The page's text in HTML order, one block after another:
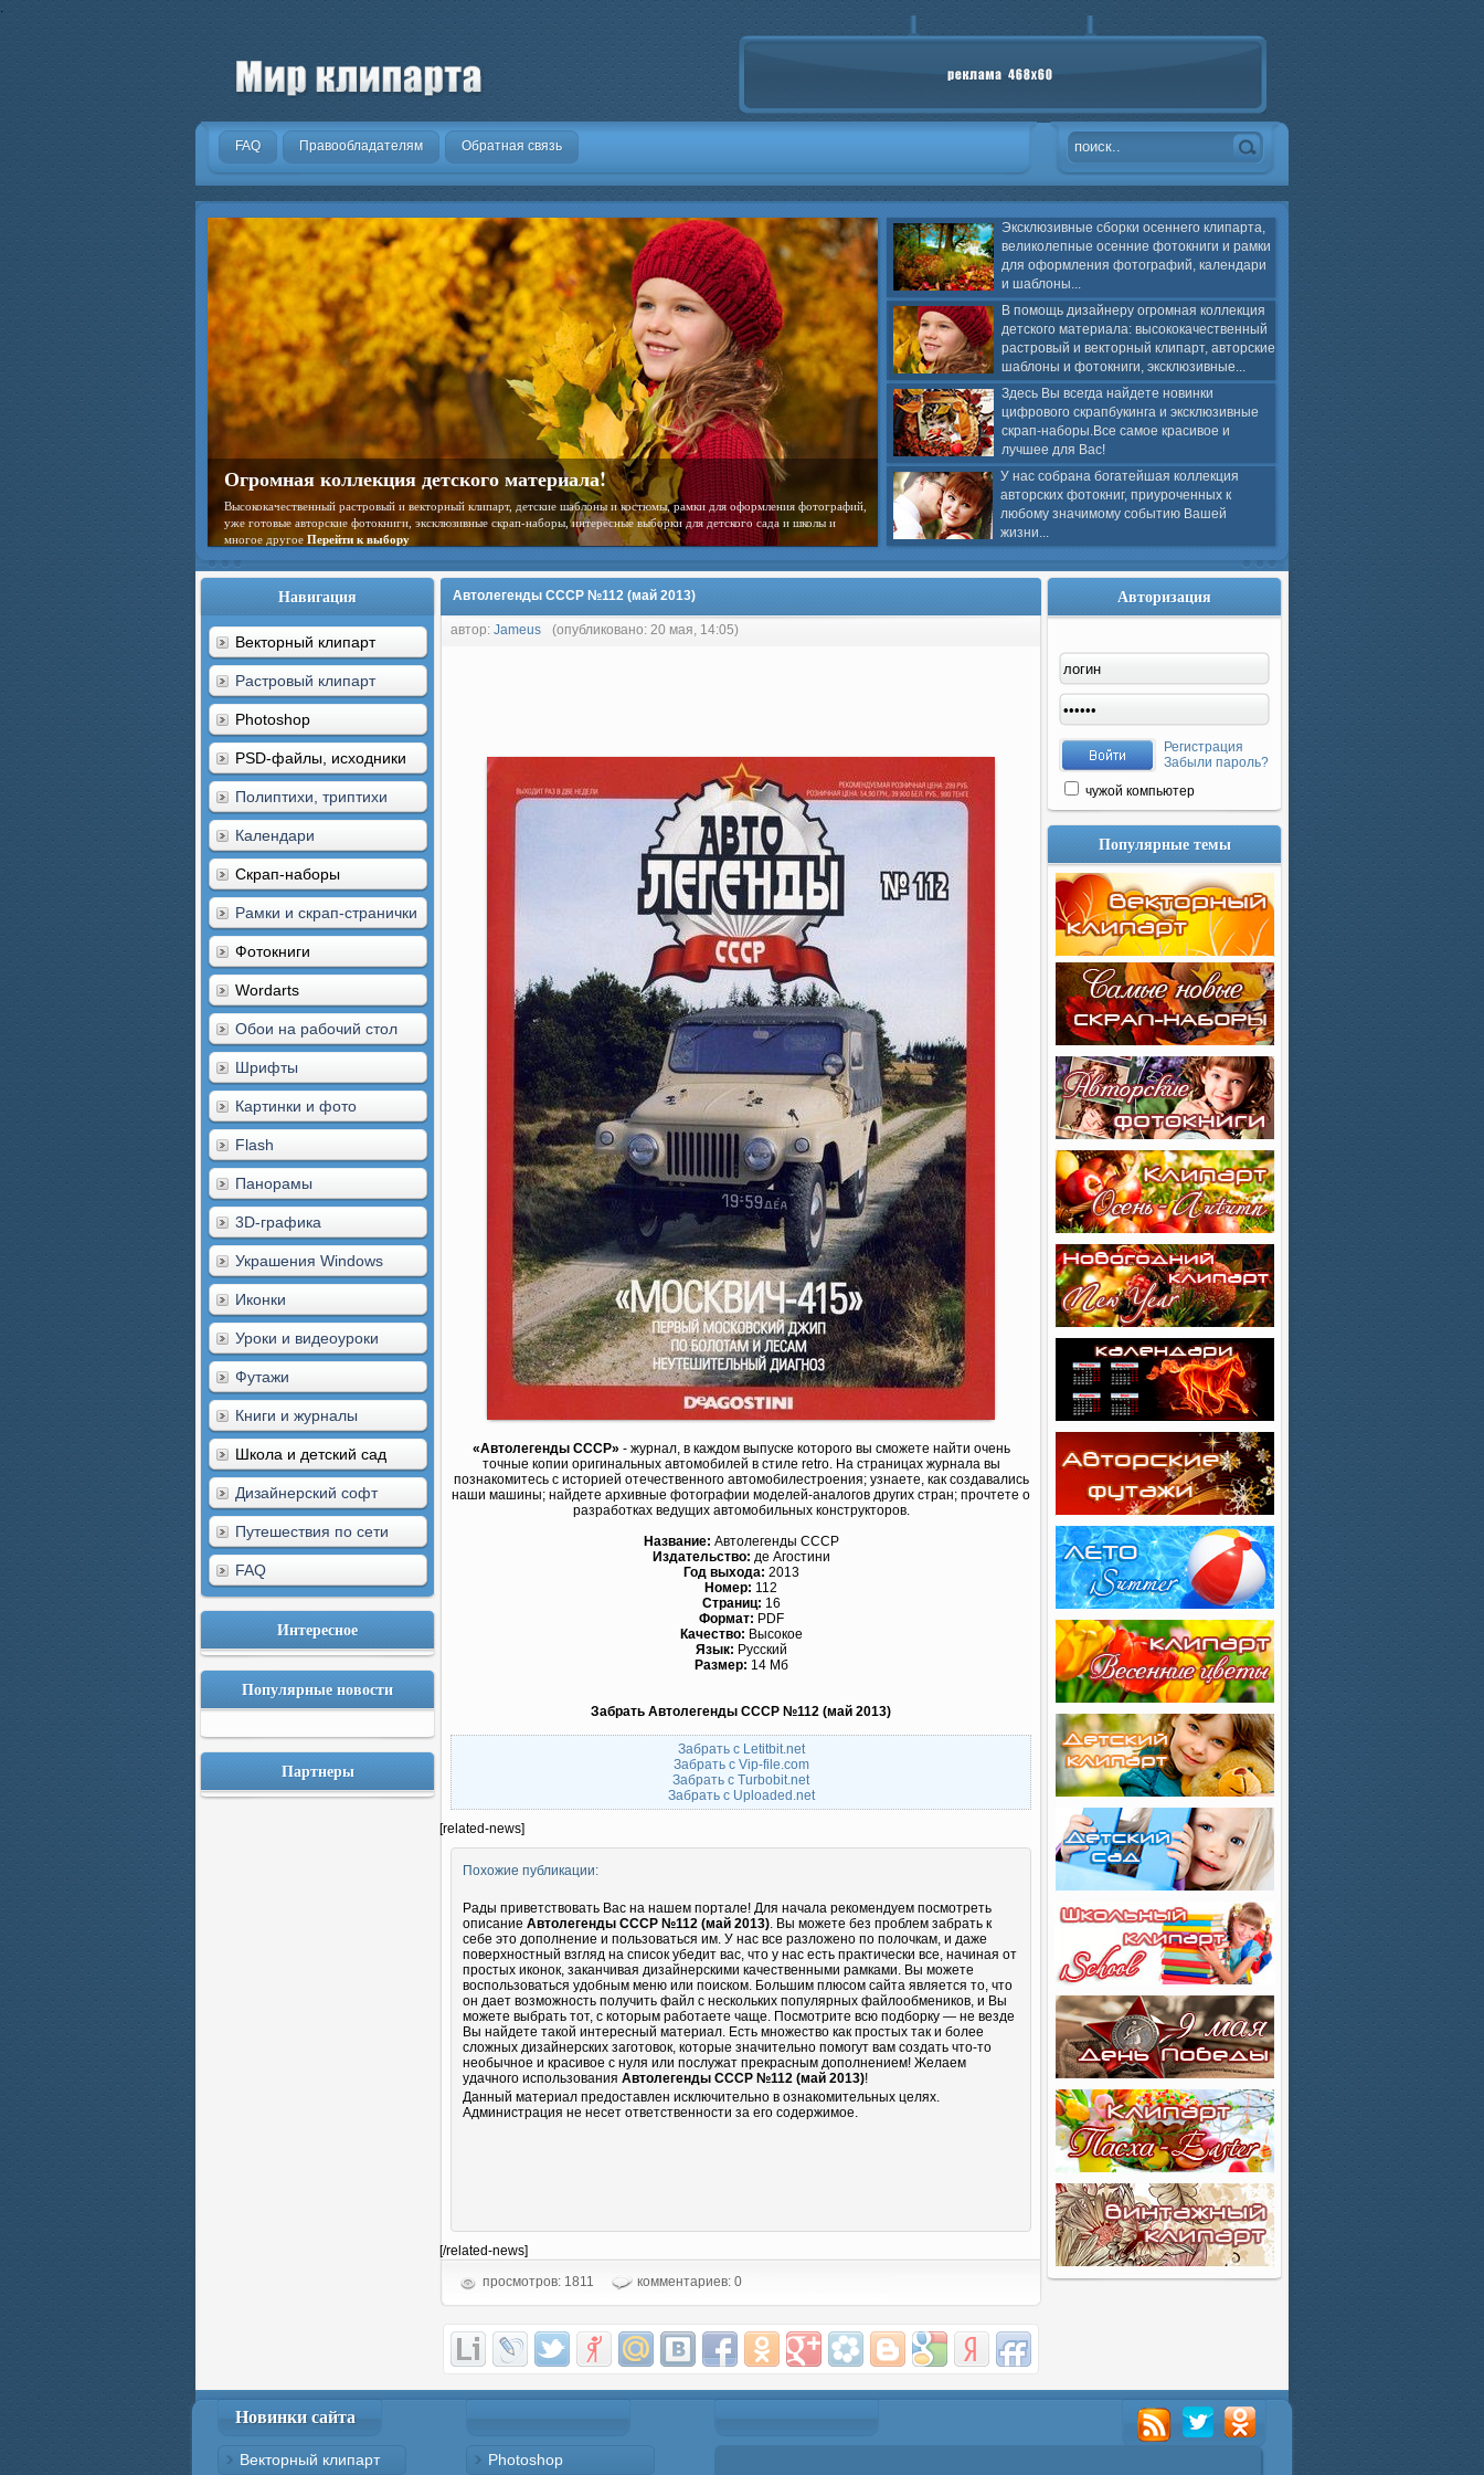
.
FAQ Правообладателям Обратная связь
Эксклюзивные сборки осеннего клипарта,
великолепные осенние фотокниги и рамки
для оформления фотографий, календари
и шаблоны...
В помощь дизайнеру огромная коллекция
детского материала: высококачественный
растровый и векторный клипарт, авторские
шаблоны и фотокниги, эксклюзивные...
Здесь Вы всегда найдете новинки
цифрового скрапбукинга и эксклюзивные
скрап-наборы.Все самое красивое и
лучшее для Вас!
У нас собрана богатейшая коллекция
авторских фотокниг, приуроченных к
любому значимому событию Вашей
жизни...
Огромная коллекция детского материала!
Высококачественный растровый и векторный клипарт, детские шаблоны и костюмы, рамки для оформления фотографий,
уже готовые авторские фотокниги, эксклюзивные скрап-наборы, интересные выборки для детского сада и школы и
многое другое Перейти к выбору
Навигация
Векторный клипарт
Растровый клипарт
Photoshop
PSD-файлы, исходники
Полиптихи, триптихи
Календари
Скрап-наборы
Рамки и скрап-странички
Фотокниги
Wordarts
Обои на рабочий стол
Шрифты
Картинки и фото
Flash
Панорамы
3D-графика
Украшения Windows
Иконки
Уроки и видеоуроки
Футажи
Книги и журналы
Школа и детский сад
Дизайнерский софт
Путешествия по сети
FAQ
Интересное
Популярные новости
Партнеры
Автолегенды СССР №112 (май 2013)
автор: Jameus (опубликовано: 20 мая, 14:05)
«Автолегенды СССР» - журнал, в каждом выпуске которого вы сможете найти очень
точные копии оригинальных автомобилей в стиле retro. На страницах журнала вы
познакомитесь с историей отечественного автомобилестроения; узнаете, как создавались
наши машины; найдете архивные фотографии моделей-аналогов других стран; прочтете о
разработках ведущих автомобильных конструкторов.
Название: Автолегенды СССР
Издательство: де Агостини
Год выхода: 2013
Номер: 112
Страниц: 16
Формат: PDF
Качество: Высокое
Язык: Русский
Размер: 14 Мб
Забрать Автолегенды СССР №112 (май 2013)
Забрать с Letitbit.net
Забрать с Vip-file.com
Забрать с Turbobit.net
Забрать с Uploaded.net
[related-news]
Похожие публикации:
Рады приветствовать Вас на нашем портале! Для начала рекомендуем посмотреть
описание Автолегенды СССР №112 (май 2013). Вы можете без проблем забрать к
себе это дополнение и пользоваться им. У нас все разложено по полочкам, и даже
поверхностный взгляд на список убедит вас, что у нас есть практически все, начиная от
простых иконок, заканчивая дизайнерскими качественными рамками. Вы можете
воспользоваться удобным меню или поиском. Большим плюсом сайта является то, что
он дает возможность получить файл с нескольких популярных файлообмеников, и Вы
можете выбрать тот, с которым работаете чаще. Посмотрите всю подборку — не везде
Вы найдете такой интересный материал. Есть множество как простых так и более
сложных дизайнерских заготовок, которые значительно помогут вам создать что-то
необычное и красивое с нуля или послужат прекрасным дополнением! Желаем
удачного использования Автолегенды СССР №112 (май 2013)!
Данный материал предоставлен исключительно в ознакомительных целях.
Администрация не несет ответственности за его содержимое.
[/related-news]
просмотров: 1811
комментариев: 0
Авторизация
Регистрация
Забыли пароль?
чужой компьютер
Популярные темы
Новинки сайта
Векторный клипарт Photoshop